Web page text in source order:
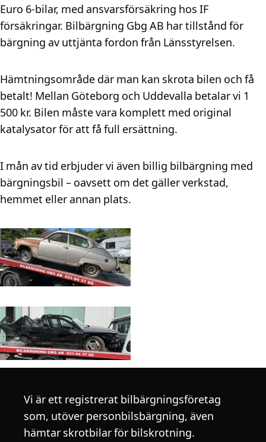
Euro 6-bilar, med ansvarsförsäkring hos IF
försäkringar. Bilbärgning Gbg AB har tillstånd för
bärgning av uttjänta fordon från Länsstyrelsen.
Hämtningsområde där man kan skrota bilen och få
betalt! Mellan Göteborg och Uddevalla betalar vi 1
500 kr. Bilen måste vara komplett med original
katalysator för att få full ersättning.
I mån av tid erbjuder vi även billig bilbärgning med
bärgningsbil – oavsett om det gäller verkstad,
hemmet eller annan plats.
Vi är ett registrerat bilbärgningsföretag
som, utöver personbilsbärgning, även
hämtar skrotbilar för bilskrotning.